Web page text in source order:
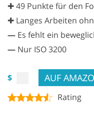
✚ 49 Punkte für den
✚ Langes Arbeiten
— Es fehlt ein
— Nur ISO 3200
$ AUF
Rating